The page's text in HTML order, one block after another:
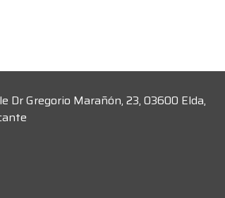
Dr Gregorio Marañón, 23, 03600 Elda,